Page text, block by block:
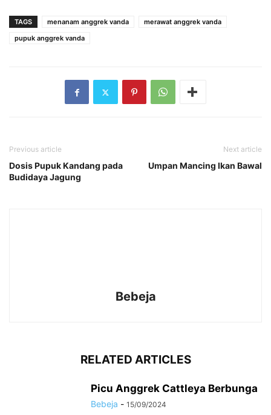
TAGS menanam anggrek vanda
merawat anggrek vanda
pupuk anggrek vanda
Previous article
Dosis Pupuk Kandang pada
Budidaya Jagung
Next article
Umpan Mancing Ikan Bawal
Bebeja
RELATED ARTICLES
Picu Anggrek Cattleya Berbunga
Bebeja - 15/09/2024